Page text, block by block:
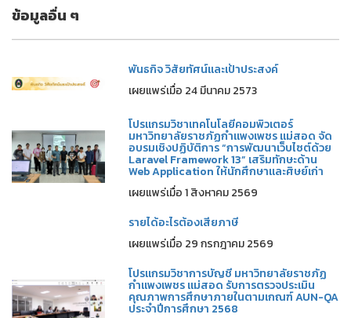
ข้อมูลอื่น ๆ
พันธกิจ วิสัยทัศน์และเป้าประสงค์
เผยแพร่เมื่อ 24 มีนาคม 2573
โปรแกรมวิชาเทคโนโลยีคอมพิวเตอร์
มหาวิทยาลัยราชภัฏกำแพงเพชร แม่สอด จัด
อบรมเชิงปฏิบัติการ “การพัฒนาเว็บไซต์ด้วย
Laravel Framework 13” เสริมทักษะด้าน
Web Application ให้นักศึกษาและศิษย์เก่า
เผยแพร่เมื่อ 1 สิงหาคม 2569
รายได้อะไรต้องเสียภาษี
เผยแพร่เมื่อ 29 กรกฎาคม 2569
โปรแกรมวิชาการบัญชี มหาวิทยาลัยราชภัฏ
กำแพงเพชร แม่สอด รับการตรวจประเมิน
คุณภาพการศึกษาภายในตามเกณฑ์ AUN-QA
ประจำปีการศึกษา 2568